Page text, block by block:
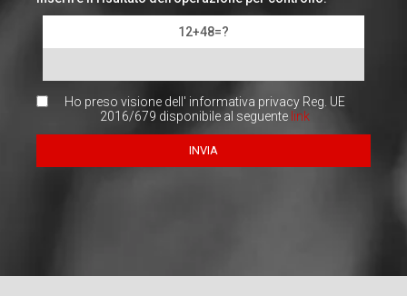
12+48=?
Ho preso visione dell' informativa privacy Reg. UE
2016/679 disponibile al seguente link